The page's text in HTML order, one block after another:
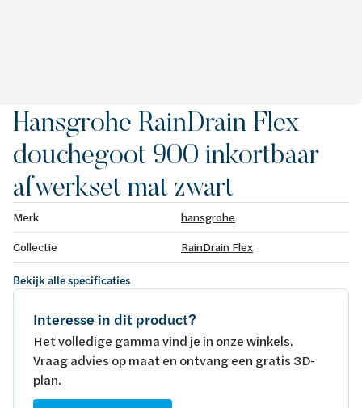
Hansgrohe RainDrain Flex
douchegoot 900 inkortbaar
afwerkset mat zwart
Merk
hansgrohe
Collectie
RainDrain Flex
Bekijk alle specificaties
Interesse in dit product?
Het volledige gamma vind je in onze winkels.
Vraag advies op maat en ontvang een gratis 3D-
plan.